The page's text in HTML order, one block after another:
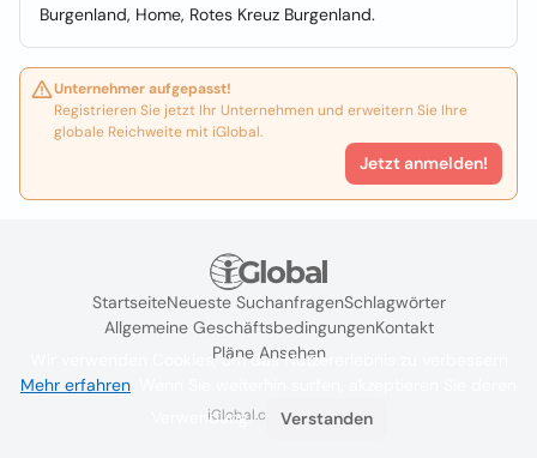
Burgenland, Home, Rotes Kreuz Burgenland.
Unternehmer aufgepasst!
Registrieren Sie jetzt Ihr Unternehmen und erweitern Sie Ihre
globale Reichweite mit iGlobal.
Jetzt anmelden!
StartseiteNeueste SuchanfragenSchlagwörter
Allgemeine GeschäftsbedingungenKontakt
Pläne Ansehen
iGlobal.co @ 2024
Wir verwenden Cookies, um das Nutzererlebnis zu verbessern
Mehr erfahren
Verwendung.
Verstanden